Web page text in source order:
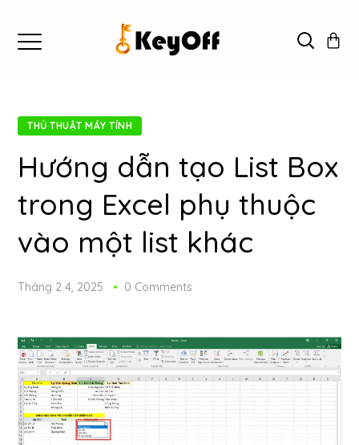
THỦ THUẬT MÁY TÍNH
Hướng dẫn tạo List Box
trong Excel phụ thuộc
vào một list khác
Tháng 2 4, 2025 0 Comments